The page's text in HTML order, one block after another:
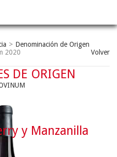
> Denominación de Origen
2020 Volver
DE ORIGEN
y Manzanilla